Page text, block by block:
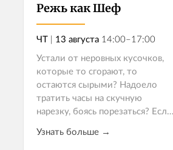
Режь как Шеф
ЧТ | 13 августа 14:00–17:00
Устали от неровных кусочков,
которые то сгорают, то
остаются сырыми? Надоело
тратить часы на скучную
нарезку, боясь порезаться? Если
битвы, а каждое приготовление
Узнать больше →